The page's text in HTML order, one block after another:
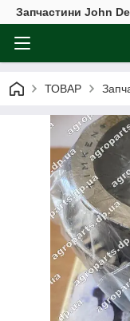
Запчастини John
ТОВАР